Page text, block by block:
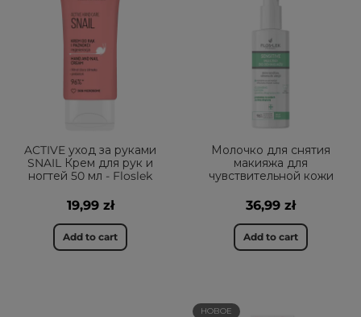
ACTIVE уход за руками
SNAIL Крем для рук и
ногтей 50 мл - Floslek
19,99 zł
Add to cart
Молочко для снятия
макияжа для
чувствительной кожи
36,99 zł
Add to cart
НОВОЕ